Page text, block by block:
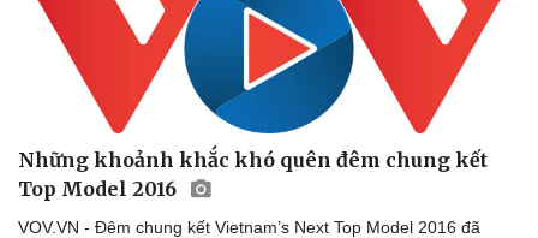
Những khoảnh khắc khó quên đêm chung kết
Top Model 2016
VOV.VN - Đêm chung kết Vietnam’s Next Top Model 2016 đã